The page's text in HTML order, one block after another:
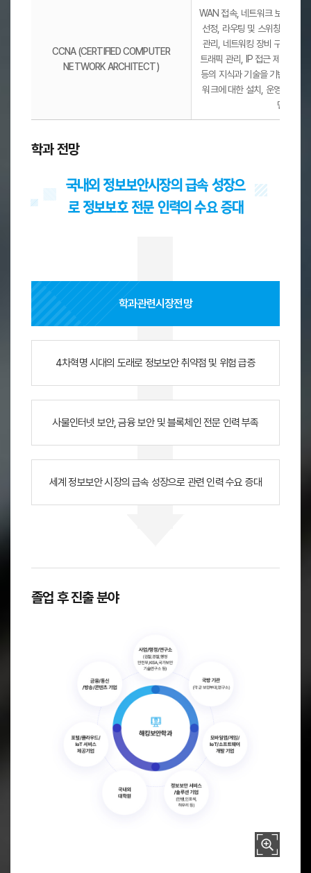
CCNA (CERTIFIED COMPUTER
NETWORK ARCHITECT)
WAN 접속, 네트워크 보안, 네
선정, 라우팅 및 스위칭, TCP/
관리, 네트워킹 장비 구성 및
트래픽 관리, IP 접근 제어,
등의 지식과 기술을 기반으로
워크에 대한 설치, 운영, 고장
민간 자
학과 전망
국내외 정보보안시장의 급속 성장으
로 정보보호 전문 인력의 수요 증대
학과관련시장전망
4차혁명 시대의 도래로 정보보안 취약점 및 위험 급증
사물인터넷 보안, 금융 보안 및 블록체인 전문 인력 부족
세계 정보보안 시장의 급속 성장으로 관련 인력 수요 증대
졸업 후 진출 분야